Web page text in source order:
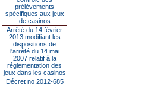
prélèvements
spécifiques aux jeux
de casinos
Arrêté du 14 février
2013 modifiant les
dispositions de
l'arrêté du 14 mai
2007 relatif à la
réglementation des
jeux dans les casinos
Décret no 2012-685